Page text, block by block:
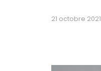
21 octobre 2021